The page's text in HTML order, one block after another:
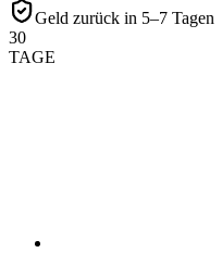
Geld zurück in 5–7 Tagen
30
TAGE